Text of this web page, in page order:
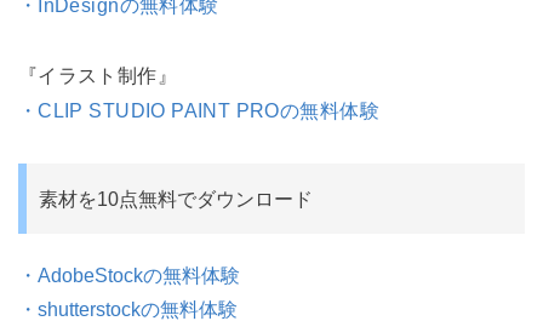
・InDesignの無料体験
『イラスト制作』
・CLIP STUDIO PAINT PROの無料体験
素材を10点無料でダウンロード
・AdobeStockの無料体験
・shutterstockの無料体験